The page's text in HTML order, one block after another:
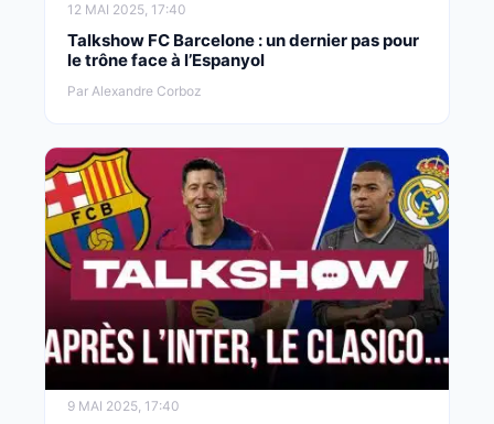
12 MAI 2025, 17:40
Talkshow FC Barcelone : un dernier pas pour
le trône face à l’Espanyol
Par Alexandre Corboz
9 MAI 2025, 17:40